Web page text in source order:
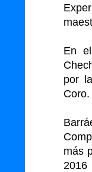
En
por
Coro.
más
2016